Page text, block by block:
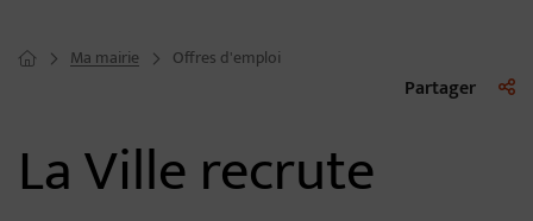
Page d'accueil du site
Ma mairie Offres d'emploi
Partager
La Ville recrute